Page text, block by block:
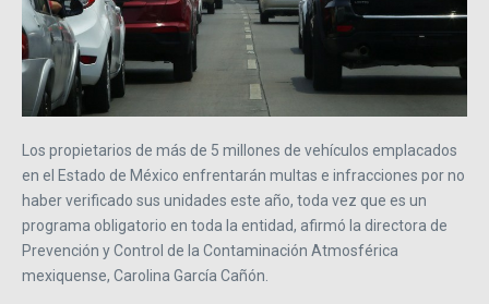
Los propietarios de más de 5 millones de vehículos emplacados
en el Estado de México enfrentarán multas e infracciones por no
haber verificado sus unidades este año, toda vez que es un
programa obligatorio en toda la entidad, afirmó la directora de
Prevención y Control de la Contaminación Atmosférica
mexiquense, Carolina García Cañón.